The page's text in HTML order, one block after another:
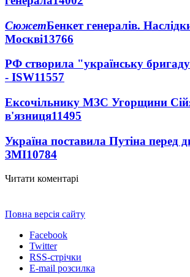
СюжетБенкет генералів.
Москві13766
РФ створила "українську
- ISW11557
Ексочільнику МЗС Угорщини
в'язниця11495
Україна поставила Путіна перед
ЗМІ10784
Читати коментарі
Повна версія сайту
Facebook
Twitter
RSS-стрічки
E-mail розсилка